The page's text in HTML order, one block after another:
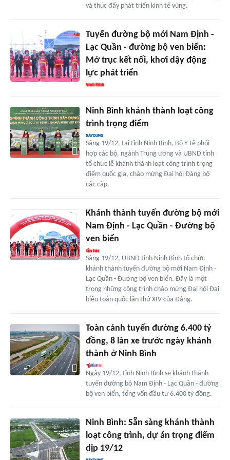
và thúc đẩy phát triển kinh tế vùng.
Tuyến đường bộ mới Nam Định -
Lạc Quần - đường bộ ven biển:
Mở trục kết nối, khơi dậy động
lực phát triển
Ninh Bình khánh thành loạt công
trình trọng điểm
Sáng 19/12, tại tỉnh Ninh Bình, Bộ Y tế phối
hợp các bộ, ngành Trung ương và UBND tỉnh
tổ chức lễ khánh thành loạt công trình trọng
điểm quốc gia, chào mừng Đại hội Đảng bộ
các cấp.
Khánh thành tuyến đường bộ mới
Nam Định - Lạc Quần - Đường bộ
ven biển
Sáng 19/12, UBND tỉnh Ninh Bình tổ chức
khánh thành tuyến đường bộ mới Nam Định -
Lạc Quần - Đường bộ ven biển. Đây là một
trong những công trình chào mừng Đại hội Đại
biểu toàn quốc lần thứ XIV của Đảng.
Toàn cảnh tuyến đường 6.400 tỷ
đồng, 8 làn xe trước ngày khánh
thành ở Ninh Bình
Ngày 19/12, tỉnh Ninh Bình sẽ khánh thành
tuyến đường bộ Nam Định - Lạc Quần - đường
bộ ven biển, tổng vốn đầu tư 6.400 tỷ đồng.
Ninh Bình: Sẵn sàng khánh thành
loạt công trình, dự án trọng điểm
dịp 19/12